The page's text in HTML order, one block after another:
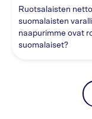
Ruotsalaisten
suomalaisten
naapurimme ovat
suomalaiset?